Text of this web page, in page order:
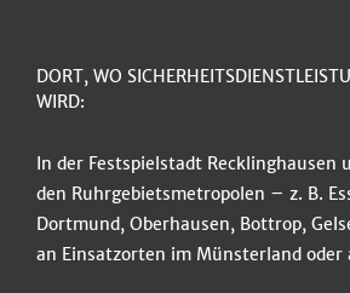
DORT, WO
WIRD:
In der Festspielstadt Recklinghausen
den Ruhrgebietsmetropolen – z. B.
Dortmund, Oberhausen, Bottrop,
an Einsatzorten im Münsterland oder